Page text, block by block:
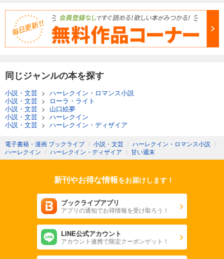
同じジャンルの本を探す
小説・文芸 > ハーレクイン・ロマンス小説
小説・文芸 >
ローラ・ライト
小説・文芸 > 山口絵夢
小説・文芸 > ハーレクイン
小説・文芸 > ハーレクイン・ディザイア
電子書籍・漫画 ブックライブ 〉 小説・文芸 〉 ハーレクイン・ロマンス小説 〉
ハーレクイン 〉 ハーレクイン・ディザイア 〉 甘い週末
新刊やお得な情報をお届けします！
ブックライブアプリ
アプリの通知でお得情報を受け取ろう！
LINE公式アカウント
アカウント連携で限定クーポンゲット！